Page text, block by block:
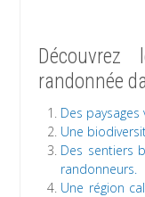
randonnée
Des
Une
Des sentiers
randonneurs.
Une région